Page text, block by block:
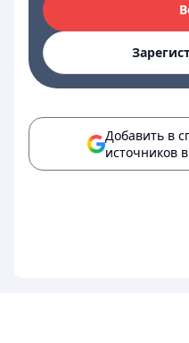
Добавить в
источников